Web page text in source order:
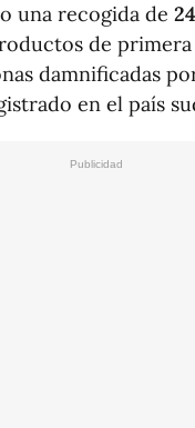
una recogida de
de primera
damnificadas
en el país